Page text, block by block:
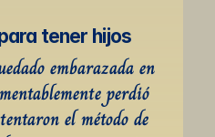
tener hijos
embarazada en
perdió
el método de